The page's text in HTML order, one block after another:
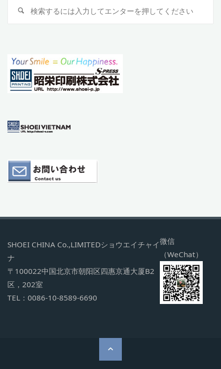
検
SHOEI CHINA Co.,LIMITEDショウエイチャイ
ナ
〒100022中国北京市朝阳区四惠京通大厦B2
区，202室
TEL：0086-10-8589-6690
微信
（WeChat）
ト
ッ